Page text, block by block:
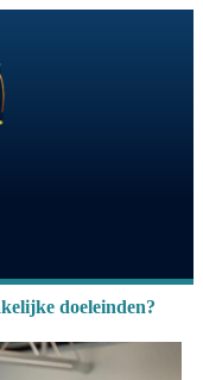
doeleinden?